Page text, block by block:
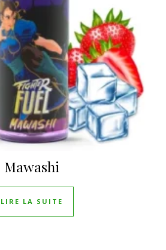
Mawashi
LIRE LA SUITE